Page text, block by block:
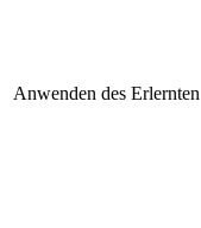
Anwenden des Erlernten